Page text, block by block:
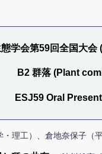
態学会第59回全国大
B2 群落 (Plant
ESJ59 Oral
理工）、倉地奈保子（